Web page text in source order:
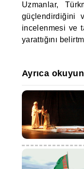
Uzmanlar,
güçlendirdiğini
incelenmesi ve
yarattığını
Ayrıca okuyun